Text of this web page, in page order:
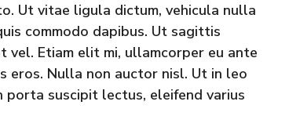
Ut vitae ligula dictum, vehicula nulla
commodo dapibus. Ut sagittis
Etiam elit mi, ullamcorper eu ante
eros. Nulla non auctor nisl. Ut in leo
porta suscipit lectus, eleifend varius